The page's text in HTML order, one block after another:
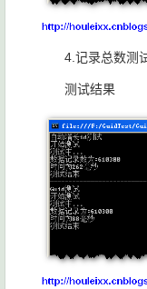
4.记录总数测
测试结果